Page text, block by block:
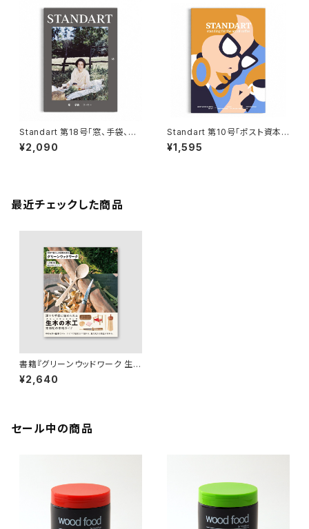
Standart 第18号「窓、手袋、コ
ーヒー」【スタンダート】【コーヒ
ーマガジン】【父の日 お誕生日】
¥2,090
Standart 第10号「ポスト資本
主義、青春、有田焼」【スタンダー
ト】【コーヒーマガジン】【父の日
¥1,595
最近チェックした商品
書籍『グリーンウッドワーク 生木
で暮らしの道具を作る』
¥2,640
セール中の商品